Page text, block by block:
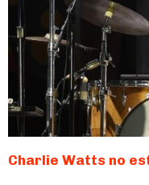
Charlie Watts no